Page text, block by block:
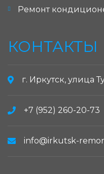
Ремонт
КОНТАКТЫ
г. Иркутск, улица
+7 (952) 260-20-73
info@irkutsk-